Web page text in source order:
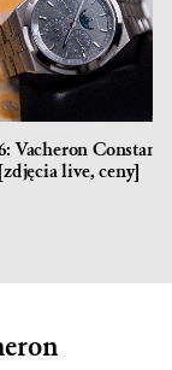
Vacheron
live, ceny]